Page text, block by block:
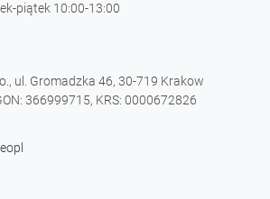
piątek 10:00-13:00
ul. Gromadzka 46, 30-719 Krakow
366999715, KRS: 0000672826